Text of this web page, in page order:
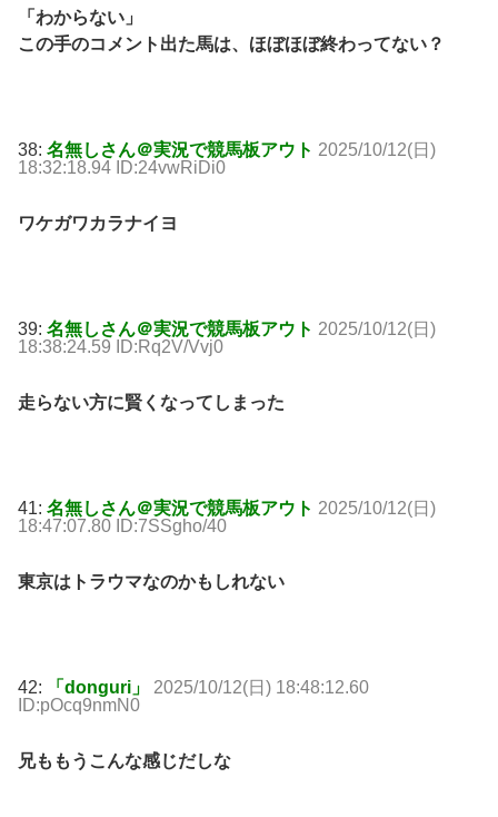
「わからない」
この手のコメント出た馬は、ほぼほぼ終わってない？
38: 名無しさん＠実況で競馬板アウト 2025/10/12(日)
18:32:18.94 ID:24vwRiDi0
ワケガワカラナイヨ
39: 名無しさん＠実況で競馬板アウト 2025/10/12(日)
18:38:24.59 ID:Rq2V/Vvj0
走らない方に賢くなってしまった
41: 名無しさん＠実況で競馬板アウト 2025/10/12(日)
18:47:07.80 ID:7SSgho/40
東京はトラウマなのかもしれない
42: 「donguri」
2025/10/12(日) 18:48:12.60
ID:pOcq9nmN0
兄ももうこんな感じだしな